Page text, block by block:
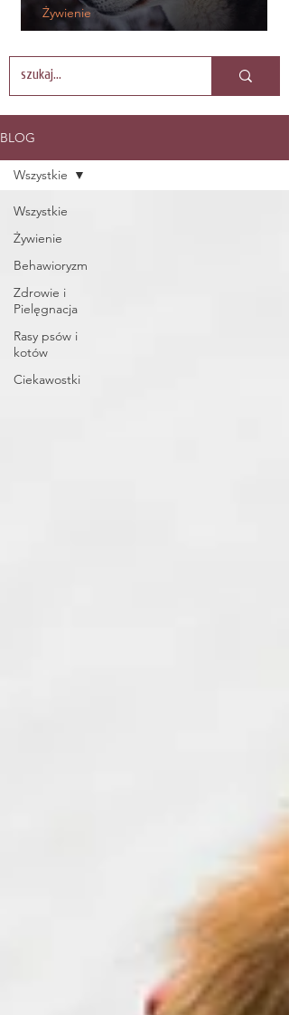
Żywienie
BLOG
Wszystkie
Żywienie
Behawioryzm
Zdrowie i
Pielęgnacja
Rasy psów i
kotów
Ciekawostki
Wszystkie